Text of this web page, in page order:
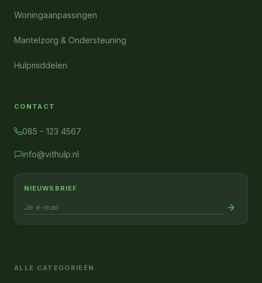
Woningaanpassingen
Mantelzorg & Ondersteuning
Hulpmiddelen
CONTACT
085 - 123 4567
info@vithulp.nl
NIEUWSBRIEF
ALLE CATEGORIEËN